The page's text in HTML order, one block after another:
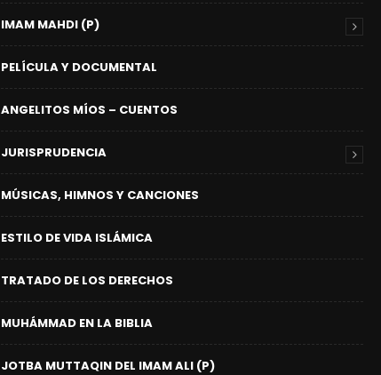
IMAM MAHDI (P)
PELÍCULA Y DOCUMENTAL
ANGELITOS MÍOS – CUENTOS
JURISPRUDENCIA
MÚSICAS, HIMNOS Y CANCIONES
ESTILO DE VIDA ISLÁMICA
TRATADO DE LOS DERECHOS
MUHÁMMAD EN LA BIBLIA
JOTBA MUTTAQIN DEL IMAM ALI (P)